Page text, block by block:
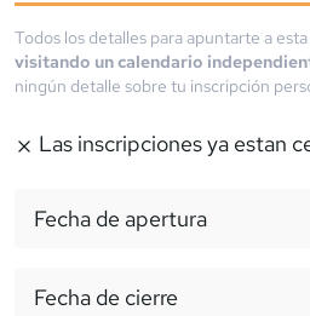
Todos los detalles para apuntarte a
visitando un calendario
ningún detalle sobre tu inscripción
Las inscripciones ya estan
Fecha de apertura
Fecha de cierre